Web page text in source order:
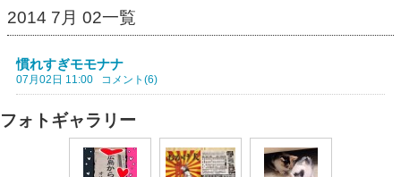
2014 7月 02一覧
慣れすぎモモナナ
07月02日 11:00 コメント(6)
フォトギャラリー